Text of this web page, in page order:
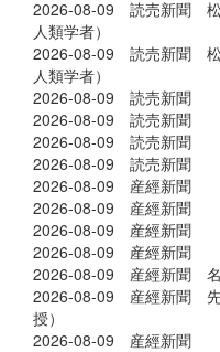
2026-08-09 読売新聞 松
人類学者）
2026-08-09 読売新聞 松
人類学者）
2026-08-09 読売新聞
2026-08-09 読売新聞
2026-08-09 読売新聞
2026-08-09 読売新聞
2026-08-09 産經新聞
2026-08-09 産經新聞
2026-08-09 産經新聞
2026-08-09 産經新聞
2026-08-09 産經新聞 名
2026-08-09 産經新聞 先
授）
2026-08-09 産經新聞